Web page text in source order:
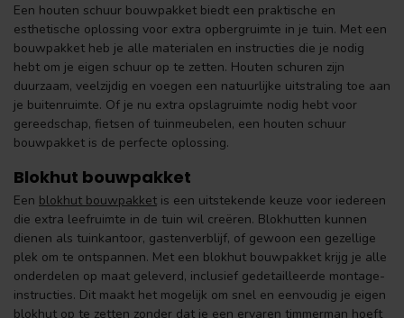
Een houten schuur bouwpakket biedt een praktische en
esthetische oplossing voor extra opbergruimte in je tuin. Met een
bouwpakket heb je alle materialen en instructies die je nodig
hebt om je eigen schuur op te zetten. Houten schuren zijn
duurzaam, veelzijdig en voegen een natuurlijke uitstraling toe aan
je buitenruimte. Of je nu extra opslagruimte nodig hebt voor
gereedschap, fietsen of tuinmeubelen, een houten schuur
bouwpakket is de perfecte oplossing.
Blokhut bouwpakket
Een blokhut bouwpakket is een uitstekende keuze voor iedereen
die extra leefruimte in de tuin wil creëren. Blokhutten kunnen
dienen als tuinkantoor, gastenverblijf, of gewoon een gezellige
plek om te ontspannen. Met een blokhut bouwpakket krijg je alle
onderdelen op maat geleverd, inclusief gedetailleerde montage-
instructies. Dit maakt het mogelijk om snel en eenvoudig je eigen
blokhut op te zetten zonder dat je een ervaren timmerman hoeft